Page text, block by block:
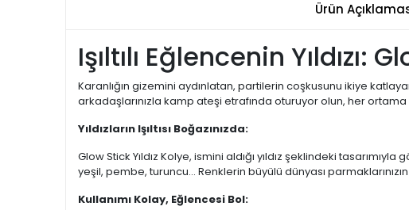
Ürün
Işıltılı Eğlencenin Yıldızı:
Karanlığın gizemini aydınlatan, partilerin coşkusunu ikiye
arkadaşlarınızla kamp ateşi etrafında oturuyor olun, her ortama
Yıldızların Işıltısı Boğazınızda:
Glow Stick Yıldız Kolye, ismini aldığı yıldız şeklindeki
yeşil, pembe, turuncu... Renklerin büyülü dünyası
Kullanımı Kolay, Eğlencesi Bol: